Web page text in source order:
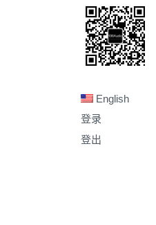
English
登录
登出